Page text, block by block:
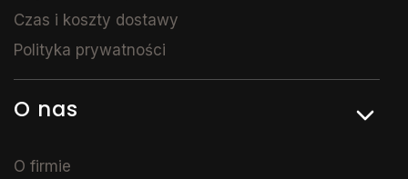
Czas i koszty dostawy
Polityka prywatności
O nas
O firmie